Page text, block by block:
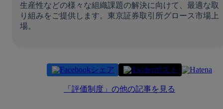
生産性などの様々な組織課題の解決に向けて、最適な取
り組みをご提供します。東京証券取引所グロース市場上
場。
シェア ポスト
「 評価制度 」の他の記事を見る